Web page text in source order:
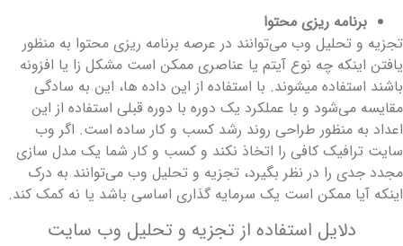
برنامه ریزی محتوا
‌تجزیه و تحلیل ‌وب می‌توانند در عرصه برنامه ریزی محتوا به منظور
یافتن اینکه چه نوع آیتم یا عناصری ممکن است مشکل زا یا افزونه
باشند استفاده میشوند. با استفاده از این داده ها، این به سادگی
مقایسه ‌می‌شود و با عملکرد یک دوره با دوره قبلی استفاده از این
اعداد به منظور طراحی روند رشد کسب و کار ساده است. اگر وب
سایت ترافیک کافی را اتخاذ نکند و کسب و کار شما یک مدل سازی
مجدد جدی را در نظر بگیرد، ‌تجزیه و تحلیل ‌وب می‌توانند به درک
اینکه آیا ممکن است یک سرمایه گذاری اساسی باشد یا نه کمک کند.
دلایل استفاده از ‌تجزیه و تحلیل ‌وب سایت